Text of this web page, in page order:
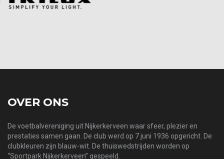
OVER ONS
De voetbalvereniging uit Nijkerkerveen waar sfeer, plezier en
prestaties samen gaan. De club werd op 7 juni 1936 opgericht. De
clubkleuren zijn blauw-wit. De thuiswedstrijden worden op
“Sportpark Nijkerkerveen” gespeeld.